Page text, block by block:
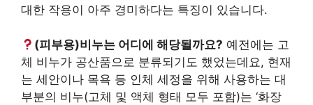
대한 작용이 아주 경미하다는 특징이 있습니다.
(피부용)비누는 어디에 해당될까요? 예전에는 고
체 비누가 공산품으로 분류되기도 했었는데요, 현재
는 세안이나 목욕 등 인체 세정을 위해 사용하는 대
부분의 비누(고체 및 액체 형태 모두 포함)는 ‘화장